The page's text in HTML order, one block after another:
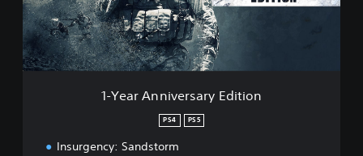
n
n
i
v
e
1-Year Anniversary Edition
PS4 PS5
Insurgency: Sandstorm